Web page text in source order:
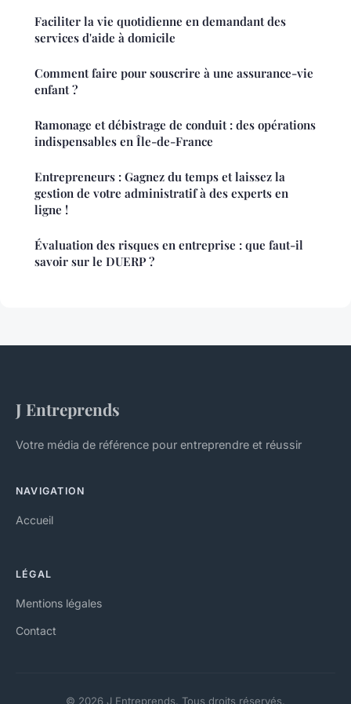
Faciliter la vie quotidienne en demandant des
services d'aide à domicile
Comment faire pour souscrire à une assurance-vie
enfant ?
Ramonage et débistrage de conduit : des opérations
indispensables en Île-de-France
Entrepreneurs : Gagnez du temps et laissez la
gestion de votre administratif à des experts en
ligne !
Évaluation des risques en entreprise : que faut-il
savoir sur le DUERP ?
J Entreprends
Votre média de référence pour entreprendre et réussir
NAVIGATION
Accueil
LÉGAL
Mentions légales
Contact
© 2026 J Entreprends. Tous droits réservés.